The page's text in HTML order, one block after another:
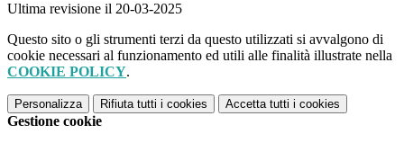
Ultima revisione il 20-03-2025
Questo sito o gli strumenti terzi da questo utilizzati si avvalgono di
cookie necessari al funzionamento ed utili alle finalità illustrate nella
COOKIE POLICY.
Personalizza Rifiuta tutti i cookies Accetta tutti i cookies
Gestione cookie